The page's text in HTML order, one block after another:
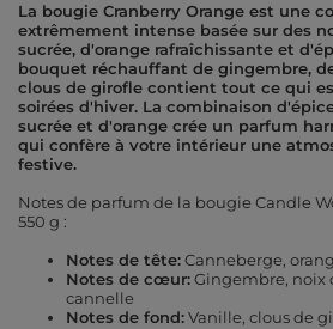
La bougie Cranberry Orange est une
extrêmement intense basée sur des
sucrée, d'orange rafraîchissante et
bouquet réchauffant de gingembre,
clous de girofle contient tout ce qui
soirées d'hiver. La combinaison
sucrée et d'orange crée un parfum
qui confère à votre intérieur une
festive.
Notes de parfum de la bougie Candle
550 g :
Notes de tête:Canneberge,
Notes de cœur:Gingembre, noix
cannelle
Notes de fond:Vanille, clous de